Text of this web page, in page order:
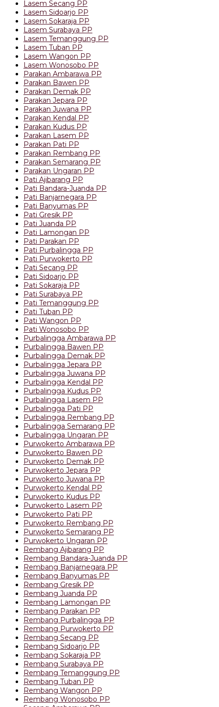
Lasem Secang PP
Lasem Sidoarjo PP
Lasem Sokaraja PP
Lasem Surabaya PP
Lasem Temanggung PP
Lasem Tuban PP
Lasem Wangon PP
Lasem Wonosobo PP
Parakan Ambarawa PP
Parakan Bawen PP
Parakan Demak PP
Parakan Jepara PP
Parakan Juwana PP
Parakan Kendal PP
Parakan Kudus PP
Parakan Lasem PP
Parakan Pati PP
Parakan Rembang PP
Parakan Semarang PP
Parakan Ungaran PP
Pati Ajibarang PP
Pati Bandara-Juanda PP
Pati Banjarnegara PP
Pati Banyumas PP
Pati Gresik PP
Pati Juanda PP
Pati Lamongan PP
Pati Parakan PP
Pati Purbalingga PP
Pati Purwokerto PP
Pati Secang PP
Pati Sidoarjo PP
Pati Sokaraja PP
Pati Surabaya PP
Pati Temanggung PP
Pati Tuban PP
Pati Wangon PP
Pati Wonosobo PP
Purbalingga Ambarawa PP
Purbalingga Bawen PP
Purbalingga Demak PP
Purbalingga Jepara PP
Purbalingga Juwana PP
Purbalingga Kendal PP
Purbalingga Kudus PP
Purbalingga Lasem PP
Purbalingga Pati PP
Purbalingga Rembang PP
Purbalingga Semarang PP
Purbalingga Ungaran PP
Purwokerto Ambarawa PP
Purwokerto Bawen PP
Purwokerto Demak PP
Purwokerto Jepara PP
Purwokerto Juwana PP
Purwokerto Kendal PP
Purwokerto Kudus PP
Purwokerto Lasem PP
Purwokerto Pati PP
Purwokerto Rembang PP
Purwokerto Semarang PP
Purwokerto Ungaran PP
Rembang Ajibarang PP
Rembang Bandara-Juanda PP
Rembang Banjarnegara PP
Rembang Banyumas PP
Rembang Gresik PP
Rembang Juanda PP
Rembang Lamongan PP
Rembang Parakan PP
Rembang Purbalingga PP
Rembang Purwokerto PP
Rembang Secang PP
Rembang Sidoarjo PP
Rembang Sokaraja PP
Rembang Surabaya PP
Rembang Temanggung PP
Rembang Tuban PP
Rembang Wangon PP
Rembang Wonosobo PP